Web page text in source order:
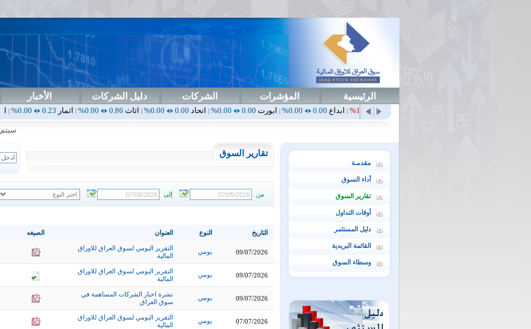
الرئيسية المؤشرات الشركات دليل الشركات الأخبار
ابداع0.00
|ابورت0.00
0.00%
|اتحاد 0.00
|اثاث 0.00%
|اثمار 0.23
|ارامس2.30
سيتم
مقدمـة
أداء السوق
تقارير السوق
أوقات التداول
دليل المستثمر
القائمة البريدية
وسطاء السوق
تقارير السوق
من إلى
الصيغه العنوان النوع التاريخ
التقرير اليومي لسوق العراق للاوراق
المالية
يومي 09/07/2026
التقرير اليومي لسوق العراق للاوراق
المالية
يومي 09/07/2026
نشرة اخبار الشركات المساهمة في
سوق العراق
يومي 09/07/2026
التقرير اليومي لسوق العراق للاوراق
المالية
يومي 07/07/2026